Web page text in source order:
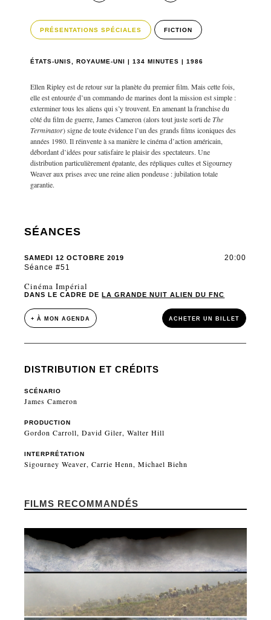
PRÉSENTATIONS SPÉCIALES FICTION
ÉTATS-UNIS, ROYAUME-UNI | 134 MINUTES | 1986
Ellen Ripley est de retour sur la planète du premier film. Mais cette fois,
elle est entourée d’un commando de marines dont la mission est simple :
exterminer tous les aliens qui s’y trouvent. En amenant la franchise du
côté du film de guerre, James Cameron (alors tout juste sorti deThe
Terminator) signe de toute évidence l’un des grands films iconiques des
années 1980. Il réinvente à sa manière le cinéma d’action américain,
débordant d’idées pour satisfaire le plaisir des spectateurs. Une
distribution particulièrement épatante, des répliques cultes et Sigourney
Weaver aux prises avec une reine alien pondeuse : jubilation totale
garantie.
SÉANCES
SAMEDI 12 OCTOBRE 2019
Séance #51
20:00
Cinéma Impérial
DANS LE CADRE DELA GRANDE NUIT ALIEN DU FNC
+ À MON AGENDA ACHETER UN BILLET
DISTRIBUTION ET CRÉDITS
SCÉNARIO
James Cameron
PRODUCTION
Gordon Carroll, David Giler, Walter Hill
INTERPRÉTATION
Sigourney Weaver, Carrie Henn, Michael Biehn
FILMS RECOMMANDÉS